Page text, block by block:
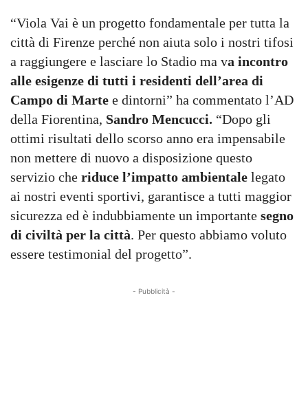
“Viola Vai è un progetto fondamentale per tutta la
città di Firenze perché non aiuta solo i nostri tifosi
a raggiungere e lasciare lo Stadio ma va incontro
alle esigenze di tutti i residenti dell’area di
Campo di Marte e dintorni” ha commentato l’AD
della Fiorentina, Sandro Mencucci. “Dopo gli
ottimi risultati dello scorso anno era impensabile
non mettere di nuovo a disposizione questo
servizio che riduce l’impatto ambientale legato
ai nostri eventi sportivi, garantisce a tutti maggior
sicurezza ed è indubbiamente un importante segno
di civiltà per la città. Per questo abbiamo voluto
essere testimonial del progetto”.
- Pubblicità -